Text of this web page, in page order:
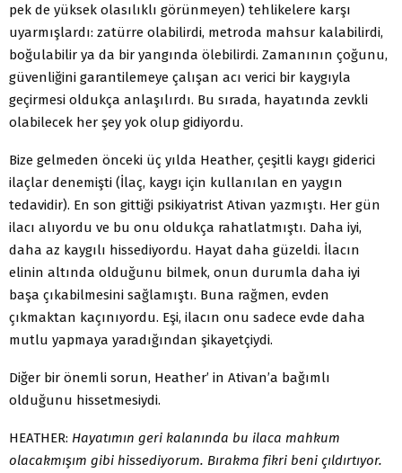
pek de yüksek olasılıklı görünmeyen) tehlikelere karşı
uyarmışlardı: zatürre olabilirdi, metroda mahsur kalabilirdi,
boğulabilir ya da bir yangında ölebilirdi. Zamanının çoğunu,
güvenliğini garantilemeye çalışan acı verici bir kaygıyla
geçirmesi oldukça anlaşılırdı. Bu sırada, hayatında zevkli
olabilecek her şey yok olup gidiyordu.
Bize gelmeden önceki üç yılda Heather, çeşitli kaygı giderici
ilaçlar denemişti (İlaç, kaygı için kullanılan en yaygın
tedavidir). En son gittiği psikiyatrist Ativan yazmıştı. Her gün
ilacı alıyordu ve bu onu oldukça rahatlatmıştı. Daha iyi,
daha az kaygılı hissediyordu. Hayat daha güzeldi. İlacın
elinin altında olduğunu bilmek, onun durumla daha iyi
başa çıkabilmesini sağlamıştı. Buna rağmen, evden
çıkmaktan kaçınıyordu. Eşi, ilacın onu sadece evde daha
mutlu yapmaya yaradığından şikayetçiydi.
Diğer bir önemli sorun, Heather’ in Ativan’a bağımlı
olduğunu hissetmesiydi.
HEATHER: Hayatımın geri kalanında bu ilaca mahkum
olacakmışım gibi hissediyorum. Bırakma fikri beni çıldırtıyor.